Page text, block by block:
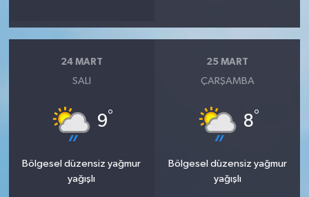
24 MART
SALI
9°
Bölgesel düzensiz yağmur
yağışlı
25 MART
ÇARŞAMBA
8°
Bölgesel düzensiz yağmur
yağışlı